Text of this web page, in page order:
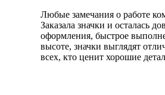
Любые замечания о работе
Заказала значки и осталась
оформления, быстрое
высоте, значки выглядят
всех, кто ценит хорошие